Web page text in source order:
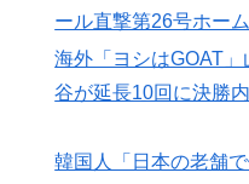
海外「日本人は何に使
人が続出
人が続出
ール直撃第26号ホー
海外「ヨシはGOAT
谷が延長10回に決勝
韓国人「日本の老舗